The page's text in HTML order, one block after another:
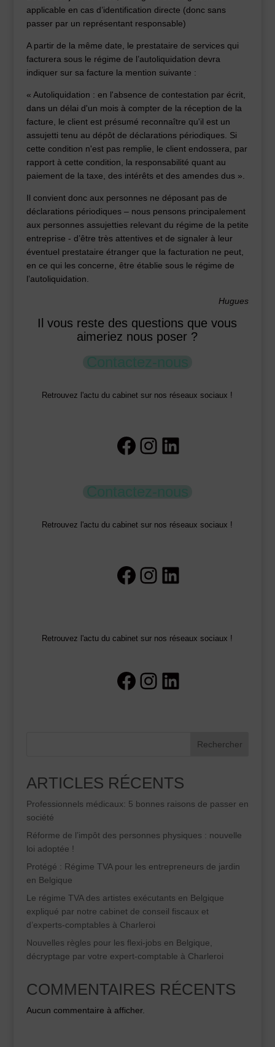
applicable en cas d’identification directe (donc sans
passer par un représentant responsable)
A partir de la même date, le prestataire de services qui
facturera sous le régime de l’autoliquidation devra
indiquer sur sa facture la mention suivante :
« Autoliquidation : en l'absence de contestation par écrit,
dans un délai d'un mois à compter de la réception de la
facture, le client est présumé reconnaître qu'il est un
assujetti tenu au dépôt de déclarations périodiques. Si
cette condition n'est pas remplie, le client endossera, par
rapport à cette condition, la responsabilité quant au
paiement de la taxe, des intérêts et des amendes dus ».
Il convient donc aux personnes ne déposant pas de
déclarations périodiques – nous pensons principalement
aux personnes assujetties relevant du régime de la petite
entreprise - d’être très attentives et de signaler à leur
éventuel prestataire étranger que la facturation ne peut,
en ce qui les concerne, être établie sous le régime de
l’autoliquidation.
Hugues
Il vous reste des questions que vous
aimeriez nous poser ?
Contactez-nous
Retrouvez l'actu du cabinet sur nos réseaux sociaux !
Facebook
Instagram
LinkedIn
Contactez-nous
Retrouvez l'actu du cabinet sur nos réseaux sociaux !
Facebook
Instagram
LinkedIn
Retrouvez l'actu du cabinet sur nos réseaux sociaux !
Facebook
Instagram
LinkedIn
Rechercher
ARTICLES RÉCENTS
Professionnels médicaux: 5 bonnes raisons de passer en
société
Réforme de l’impôt des personnes physiques : nouvelle
loi adoptée !
Protégé : Régime TVA pour les entrepreneurs de jardin
en Belgique
Le régime TVA des artistes exécutants en Belgique
expliqué par notre cabinet de conseil fiscaux et
d’experts-comptables à Charleroi
Nouvelles règles pour les flexi-jobs en Belgique,
décryptage par votre expert-comptable à Charleroi
COMMENTAIRES RÉCENTS
Aucun commentaire à afficher.